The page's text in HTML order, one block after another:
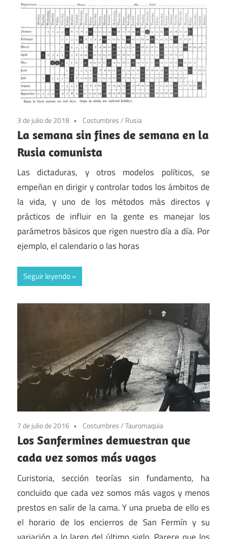
3 de julio de 2018 Costumbres/ Rusia
La semana sin fines de semana en la
Rusia comunista
Las dictaduras, y otros modelos políticos, se
empeñan en dirigir y controlar todos los ámbitos de
la vida, y uno de los métodos más directos y
prácticos de influir en la gente es manejar los
parámetros básicos que rigen nuestro día a día. Por
ejemplo, el calendario o las horas
Seguir leyendo
7 de julio de 2016 Costumbres/Tauromaquia
Los Sanfermines demuestran que
cada vez somos más vagos
Curistoria, sección teorías sin fundamento, ha
concluido que cada vez somos más vagos y menos
prestos en salir de la cama. Y una prueba de ello es
el horario de los encierros de San Fermín y su